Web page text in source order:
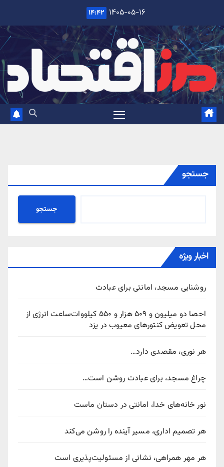
content
۱۴۰۵-۰۵-۱۶ ۱۴:۴۲
جستجو
جستجو
اخبار ویژه
روشنایی مسجد، امانتی برای عبادت
احصا دو میلیون و ۵۰۹ هزار و ۵۵۰ کیلووات‌ساعت انرژی از
محل تعویض کنتورهای معیوب در یزد
هر نوری، مقصدی دارد…
چراغ مسجد، برای عبادت روشن است…
نور خانه‌های خدا، امانتی در دستان ماست
هر تصمیم اداری، مسیر آینده را روشن می‌کند
هر مهر همراهی، نشانی از مسئولیت‌پذیری است